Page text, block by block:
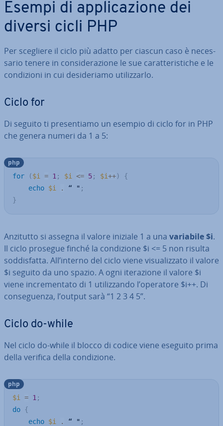
Esempi di ap­pli­ca­zio­ne dei
diversi cicli PHP
Per scegliere il ciclo più adatto per ciascun caso è ne­ces­
sa­rio tenere in con­si­de­ra­zio­ne le sue ca­rat­te­ri­sti­che e le
con­di­zio­ni in cui de­si­de­ria­mo uti­liz­zar­lo.
Ciclo for
Di seguito ti pre­sen­tia­mo un esempio di ciclo for in PHP
che genera numeri da 1 a 5:
for ($i = 1 ; $i <= 5; $i++)
{
echo $i . “ " ;
}
php
Anzitutto si assegna il valore iniziale 1 a una variabile $i.
Il ciclo prosegue finché la con­di­zio­ne $i <= 5 non risulta
sod­di­sfat­ta. All’interno del ciclo viene vi­sua­liz­za­to il valore
$i seguito da uno spazio. A ogni ite­ra­zio­ne il valore $i
viene in­cre­men­ta­to di 1 uti­liz­zan­do l’operatore $i++. Di
con­se­guen­za, l’output sarà “1 2 3 4 5”.
Ciclo do-while
Nel ciclo do-while il blocco di codice viene eseguito prima
della verifica della con­di­zio­ne.
$i = 1 ;
do {
echo $i . “ " ;
php